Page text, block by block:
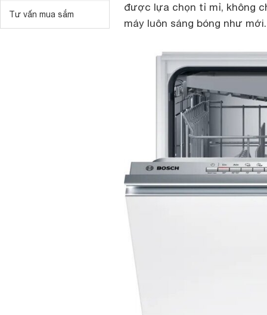
Tư vấn mua sắm
được lựa chọn tỉ mỉ, không
máy luôn sáng bóng như mới.